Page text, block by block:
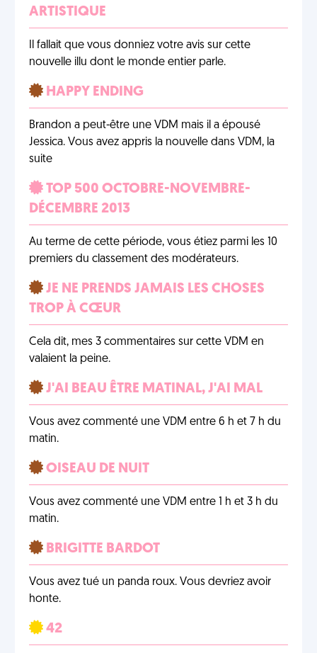
ARTISTIQUE
Il fallait que vous donniez votre avis sur cette
nouvelle illu dont le monde entier parle.
HAPPY ENDING
Brandon a peut-être une VDM mais il a épousé
Jessica. Vous avez appris la nouvelle dans VDM, la
suite
TOP 500 OCTOBRE-NOVEMBRE-
DÉCEMBRE 2013
Au terme de cette période, vous étiez parmi les 10
premiers du classement des modérateurs.
JE NE PRENDS JAMAIS LES CHOSES
TROP À CŒUR
Cela dit, mes 3 commentaires sur cette VDM en
valaient la peine.
J'AI BEAU ÊTRE MATINAL, J'AI MAL
Vous avez commenté une VDM entre 6 h et 7 h du
matin.
OISEAU DE NUIT
Vous avez commenté une VDM entre 1 h et 3 h du
matin.
BRIGITTE BARDOT
Vous avez tué un panda roux. Vous devriez avoir
honte.
42